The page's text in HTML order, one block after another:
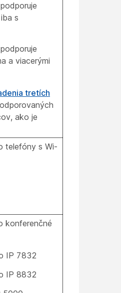
s
a viacerými
tretích
ako je
telefóny s Wi-
konferenčné
IP 7832
IP 8832